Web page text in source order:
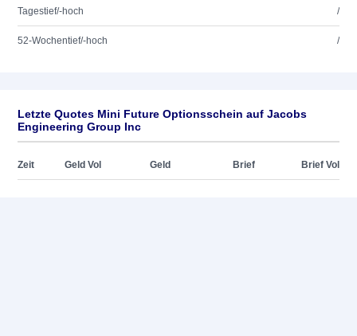
Tagestief/-hoch /
52-Wochentief/-hoch /
Letzte Quotes Mini Future Optionsschein auf Jacobs
Engineering Group Inc
Zeit Geld Vol Geld Brief Brief Vol